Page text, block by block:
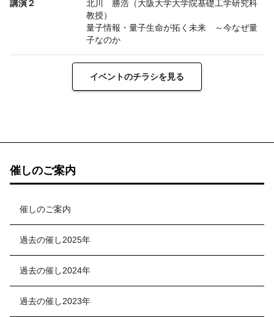
講演２
北川 勝浩（大阪大学大学院基礎工学研究科
教授）
量子情報・量子生命が拓く未来 ～今なぜ量
子なのか
イベントのチラシを見る
催しのご案内
催しのご案内
過去の催し2025年
過去の催し2024年
過去の催し2023年